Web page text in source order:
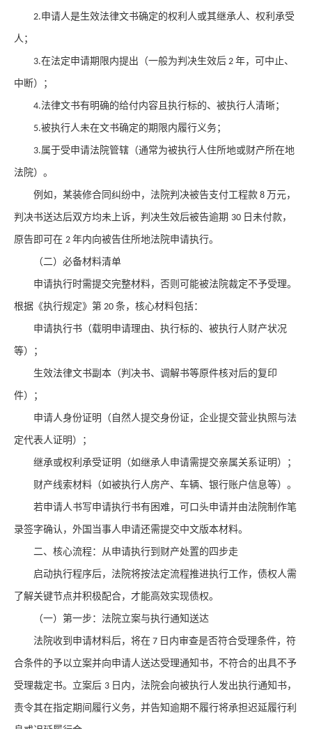
2.申请人是生效法律文书确定的权利人或其继承人、权利承受
人；
3.在法定申请期限内提出（一般为判决生效后 2 年，可中止、
中断）；
4.法律文书有明确的给付内容且执行标的、被执行人清晰；
5.被执行人未在文书确定的期限内履行义务；
3.属于受申请法院管辖（通常为被执行人住所地或财产所在地
法院）。
例如，某装修合同纠纷中，法院判决被告支付工程款 8 万元，
判决书送达后双方均未上诉，判决生效后被告逾期 30 日未付款，
原告即可在 2 年内向被告住所地法院申请执行。
（二）必备材料清单
申请执行时需提交完整材料，否则可能被法院裁定不予受理。
根据《执行规定》第 20 条，核心材料包括：
申请执行书（载明申请理由、执行标的、被执行人财产状况
等）；
生效法律文书副本（判决书、调解书等原件核对后的复印
件）；
申请人身份证明（自然人提交身份证，企业提交营业执照与法
定代表人证明）；
继承或权利承受证明（如继承人申请需提交亲属关系证明）；
财产线索材料（如被执行人房产、车辆、银行账户信息等）。
若申请人书写申请执行书有困难，可口头申请并由法院制作笔
录签字确认，外国当事人申请还需提交中文版本材料。
二、核心流程：从申请执行到财产处置的四步走
启动执行程序后，法院将按法定流程推进执行工作，债权人需
了解关键节点并积极配合，才能高效实现债权。
（一）第一步：法院立案与执行通知送达
法院收到申请材料后，将在 7 日内审查是否符合受理条件，符
合条件的予以立案并向申请人送达受理通知书，不符合的出具不予
受理裁定书。立案后 3 日内，法院会向被执行人发出执行通知书，
责令其在指定期间履行义务，并告知逾期不履行将承担迟延履行利